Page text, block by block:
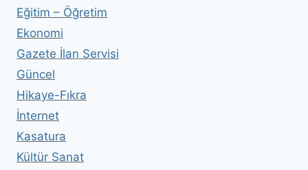
Eğitim – Öğretim
Ekonomi
Gazete İlan Servisi
Güncel
Hikaye-Fıkra
İnternet
Kasatura
Kültür Sanat